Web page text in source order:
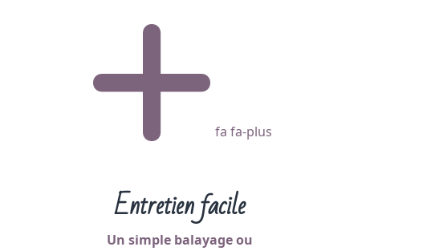
fa fa-plus
Entretien facile
Un simple balayage ou